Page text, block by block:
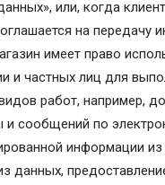
или, когда клиент
на передачу
имеет право
и частных лиц для
работ, например,
сообщений по
информации из
данных,